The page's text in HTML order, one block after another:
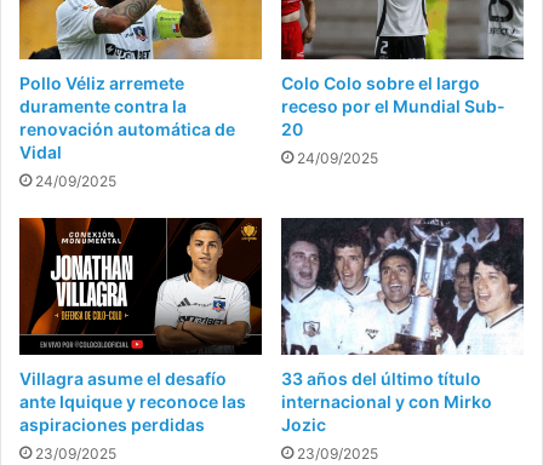
Pollo Véliz arremete
duramente contra la
renovación automática de
Vidal
24/09/2025
Colo Colo sobre el largo
receso por el Mundial Sub-
20
24/09/2025
Villagra asume el desafío
ante Iquique y reconoce las
aspiraciones perdidas
23/09/2025
33 años del último título
internacional y con Mirko
Jozic
23/09/2025